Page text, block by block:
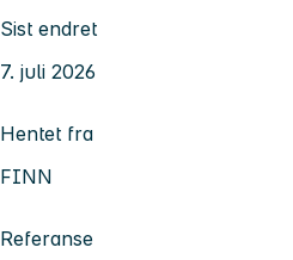
Sist endret
7. juli 2026
Hentet fra
FINN
Referanse